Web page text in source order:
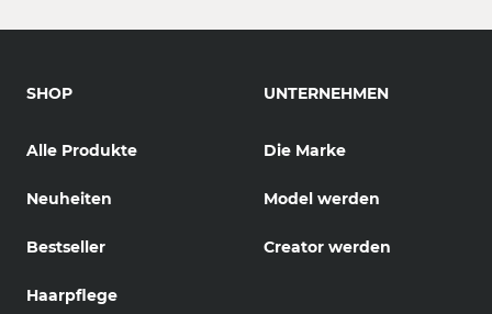
SHOP
Alle Produkte
Neuheiten
Bestseller
Haarpflege
UNTERNEHMEN
Die Marke
Model werden
Creator werden